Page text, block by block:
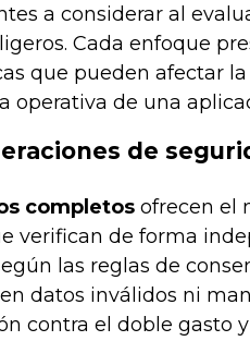
a considerar al
Cada enfoque
que pueden afectar
operativa de una
de
completos ofrecen el
verifican de forma
las reglas de
datos inválidos ni
contra el doble gasto